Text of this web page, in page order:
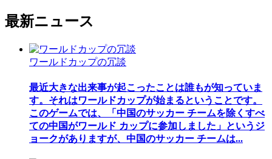
最新ニュース
ワールドカップの冗談
最近大きな出来事が起こったことは誰もが知っていま
す。それはワールドカップが始まるということです。
このゲームでは、「中国のサッカー チームを除くすべ
ての中国がワールド カップに参加しました」というジ
ョークがありますが、中国のサッカー チームは...